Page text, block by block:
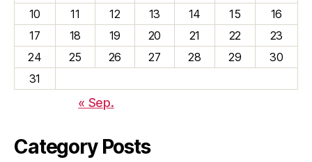
10
11 12 13 14 15
16
17
18 19 20 21 22
23
24
25 26 27 28 29
30
31
« Sep.
Category Posts